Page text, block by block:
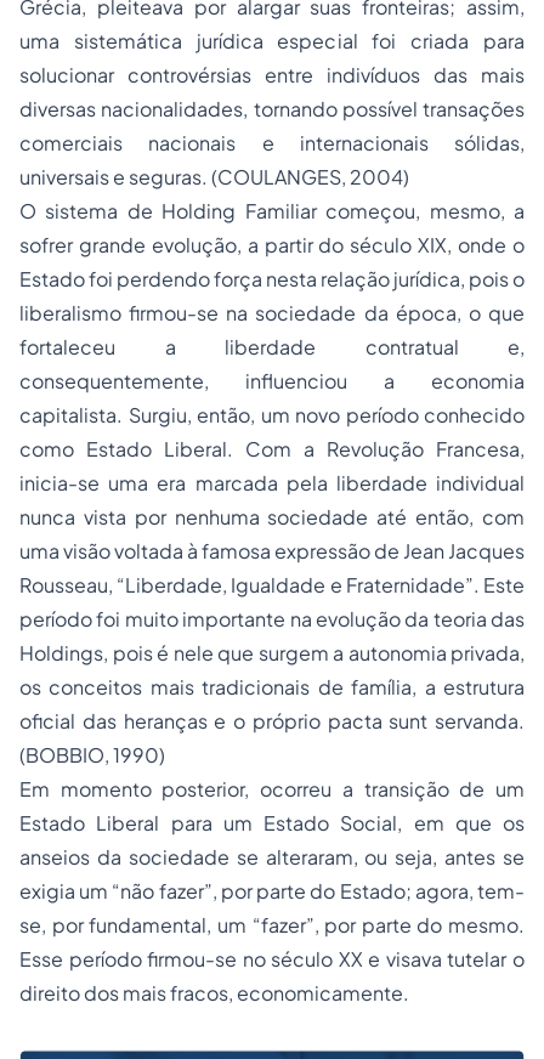
Grécia, pleiteava por alargar suas fronteiras; assim,
uma sistemática jurídica especial foi criada para
solucionar controvérsias entre indivíduos das mais
diversas nacionalidades, tornando possível transações
comerciais nacionais e internacionais sólidas,
universais e seguras. (COULANGES, 2004)
O sistema de Holding Familiar começou, mesmo, a
sofrer grande evolução, a partir do século XIX, onde o
Estado foi perdendo força nesta relação jurídica, pois o
liberalismo firmou-se na sociedade da época, o que
fortaleceu a liberdade contratual e,
consequentemente, influenciou a economia
capitalista. Surgiu, então, um novo período conhecido
como Estado Liberal. Com a Revolução Francesa,
inicia-se uma era marcada pela liberdade individual
nunca vista por nenhuma sociedade até então, com
uma visão voltada à famosa expressão de Jean Jacques
Rousseau, “Liberdade, Igualdade e Fraternidade”. Este
período foi muito importante na evolução da teoria das
Holdings, pois é nele que surgem a autonomia privada,
os conceitos mais tradicionais de família, a estrutura
oficial das heranças e o próprio pacta sunt servanda.
(BOBBIO, 1990)
Em momento posterior, ocorreu a transição de um
Estado Liberal para um Estado Social, em que os
anseios da sociedade se alteraram, ou seja, antes se
exigia um “não fazer”, por parte do Estado; agora, tem-
se, por fundamental, um “fazer”, por parte do mesmo.
Esse período firmou-se no século XX e visava tutelar o
direito dos mais fracos, economicamente.